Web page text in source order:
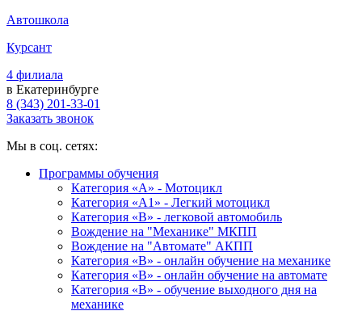
Автошкола
Курсант
4 филиала
в Екатеринбурге
8 (343) 201-33-01
Заказать звонок
Мы в соц. сетях:
Программы обучения
Категория «А» - Мотоцикл
Категория «A1» - Легкий мотоцикл
Категория «B» - легковой автомобиль
Вождение на "Механике" МКПП
Вождение на "Автомате" АКПП
Категория «B» - онлайн обучение на механике
Категория «B» - онлайн обучение на автомате
Категория «B» - обучение выходного дня на
механике